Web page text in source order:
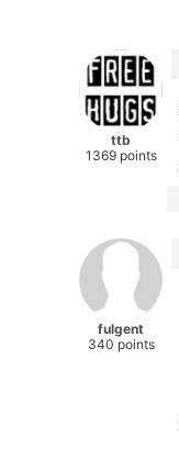
ttb
1369 points
fulgent
340 points